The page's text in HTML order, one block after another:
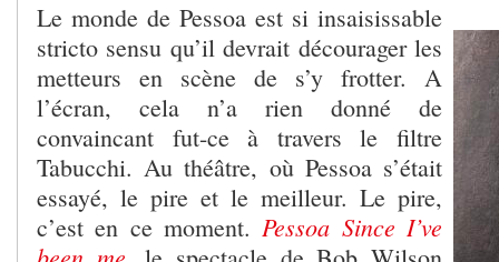
Le monde de Pessoa est si insaisissable
stricto sensu qu’il devrait décourager les
metteurs en scène de s’y frotter. A
l’écran, cela n’a rien donné de
convaincant fut-ce à travers le filtre
Tabucchi. Au théâtre, où Pessoa s’était
essayé, le pire et le meilleur. Le pire,
c’est en ce moment.Pessoa Since I’ve